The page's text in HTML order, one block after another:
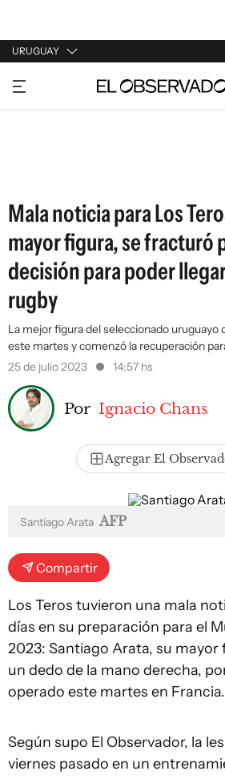
URUGUAY
URUGUAY
ARGENTINA
Mala noticia para Los
mayor figura, se fracturó
decisión para poder
rugby
La mejor figura del seleccionado uruguayo
este martes y comenzó la recuperación
25 de julio 2023
14:57 hs
Por Ignacio Chans
Agregar El
Santiago Arata AFP
Compartir
Los Teros tuvieron una mala
días en su preparación para el
2023: Santiago Arata, su mayor
un dedo de la mano derecha,
operado este martes en Francia.
Según supo El Observador, la
viernes pasado en un